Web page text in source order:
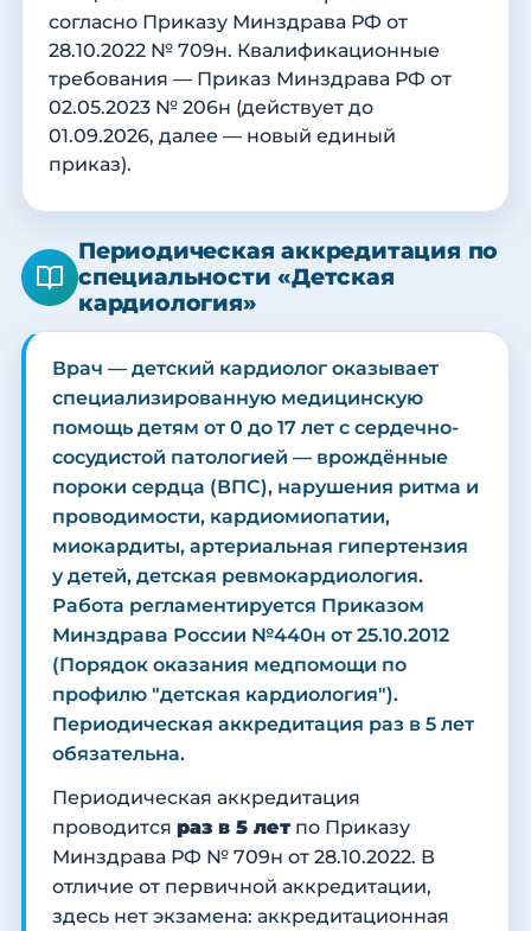
согласно Приказу Минздрава РФ от
28.10.2022 № 709н. Квалификационные
требования — Приказ Минздрава РФ от
02.05.2023 № 206н (действует до
01.09.2026, далее — новый единый
приказ).
Периодическая аккредитация по
специальности «Детская
кардиология»
Врач — детский кардиолог оказывает
специализированную медицинскую
помощь детям от 0 до 17 лет с сердечно-
сосудистой патологией — врождённые
пороки сердца (ВПС), нарушения ритма и
проводимости, кардиомиопатии,
миокардиты, артериальная гипертензия
у детей, детская ревмокардиология.
Работа регламентируется Приказом
Минздрава России №440н от 25.10.2012
(Порядок оказания медпомощи по
профилю "детская кардиология").
Периодическая аккредитация раз в 5 лет
обязательна.
Периодическая аккредитация
проводится раз в 5 летпо Приказу
Минздрава РФ № 709н от 28.10.2022. В
отличие от первичной аккредитации,
здесь нет экзамена: аккредитационная